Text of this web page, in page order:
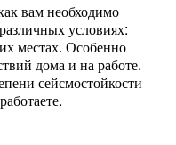
вам необходимо
условиях:
местах. Особенно
дома и на работе.
сейсмостойкости